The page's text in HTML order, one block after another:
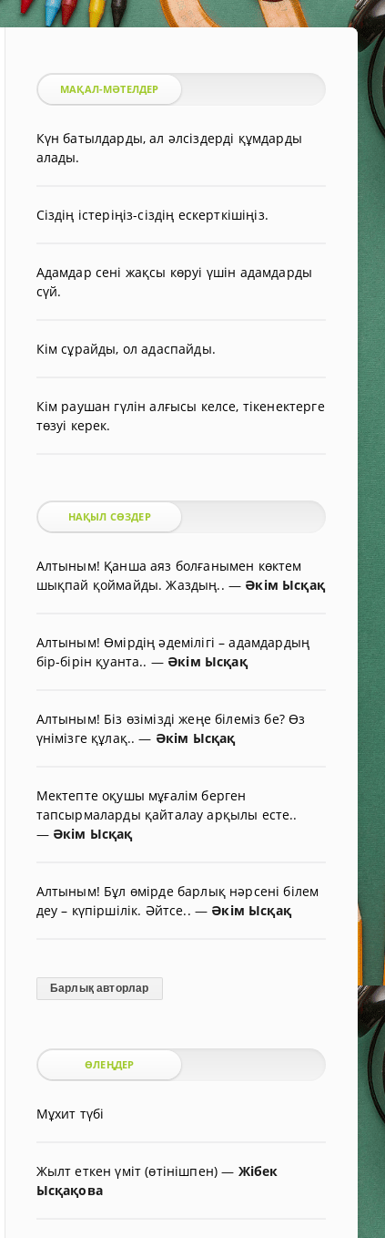
МАҚАЛ-МӘТЕЛДЕР
Күн батылдарды, ал әлсіздерді құмдарды
алады.
Сіздің істеріңіз-сіздің ескерткішіңіз.
Адамдар сені жақсы көруі үшін адамдарды
сүй.
Кім сұрайды, ол адаспайды.
Кім раушан гүлін алғысы келсе, тікенектерге
төзуі керек.
НАҚЫЛ СӨЗДЕР
Алтыным! Қанша аяз болғанымен көктем
шықпай қоймайды. Жаздың.. — Әкім Ысқақ
Алтыным! Өмірдің әдемілігі – адамдардың
бір-бірін қуанта.. — Әкім Ысқақ
Алтыным! Біз өзімізді жеңе білеміз бе? Өз
үнімізге құлақ..— Әкім Ысқақ
Мектепте оқушы мұғалім берген
тапсырмаларды қайталау арқылы есте..
— Әкім Ысқақ
Алтыным! Бұл өмірде барлық нәрсені білем
деу – күпіршілік. Әйтсе.. — Әкім Ысқақ
Барлық авторлар
ӨЛЕҢДЕР
Мұхит түбі
Жылт еткен үміт (өтінішпен)— Жібек
Ысқақова